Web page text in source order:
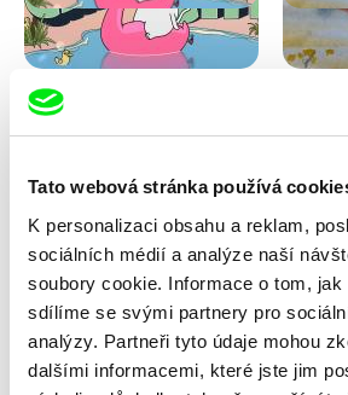
Tato webová stránka používá
K personalizaci obsahu a reklam,
sociálních médií a analýze naší
soubory cookie. Informace o tom, jak
sdílíme se svými partnery pro
analýzy. Partneři tyto údaje mohou
dalšími informacemi, které jste jim
Antje Heyn
Cat Lake City
Iva Ćirić Marita